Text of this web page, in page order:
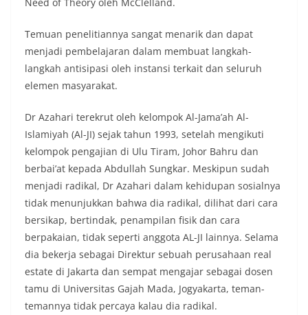
Temuan penelitiannya sangat menarik dan dapat
menjadi pembelajaran dalam membuat langkah-
langkah antisipasi oleh instansi terkait dan seluruh
elemen masyarakat.
Dr Azahari terekrut oleh kelompok Al-Jama’ah Al-
Islamiyah (Al-JI) sejak tahun 1993, setelah mengikuti
kelompok pengajian di Ulu Tiram, Johor Bahru dan
berbai’at kepada Abdullah Sungkar. Meskipun sudah
menjadi radikal, Dr Azahari dalam kehidupan sosialnya
tidak menunjukkan bahwa dia radikal, dilihat dari cara
bersikap, bertindak, penampilan fisik dan cara
berpakaian, tidak seperti anggota AL-JI lainnya. Selama
dia bekerja sebagai Direktur sebuah perusahaan real
estate di Jakarta dan sempat mengajar sebagai dosen
tamu di Universitas Gajah Mada, Jogyakarta, teman-
temannya tidak percaya kalau dia radikal.